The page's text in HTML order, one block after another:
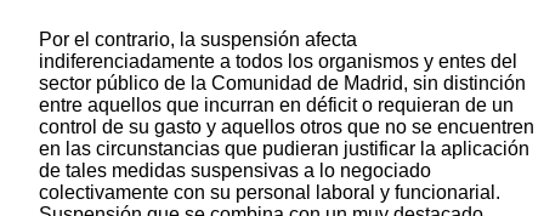
Por el contrario, la suspensión afecta
indiferenciadamente a todos los organismos y entes del
sector público de la Comunidad de Madrid, sin distinción
entre aquellos que incurran en déficit o requieran de un
control de su gasto y aquellos otros que no se encuentren
en las circunstancias que pudieran justificar la aplicación
de tales medidas suspensivas a lo negociado
colectivamente con su personal laboral y funcionarial.